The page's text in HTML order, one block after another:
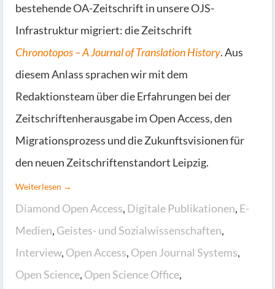
bestehende OA-Zeitschrift in unsere OJS-
Infrastruktur migriert: die Zeitschrift
Chronotopos – A Journal of Translation History. Aus
diesem Anlass sprachen wir mit dem
Redaktionsteam über die Erfahrungen bei der
Zeitschriftenherausgabe im Open Access, den
Migrationsprozess und die Zukunftsvisionen für
den neuen Zeitschriftenstandort Leipzig.
Weiterlesen →
Diamond Open Access, Digitale Publikationen, E-
Medien, Geistes- und Sozialwissenschaften,
Interview, Open Access, Open Journal Systems,
Open Science, Open Science Office,